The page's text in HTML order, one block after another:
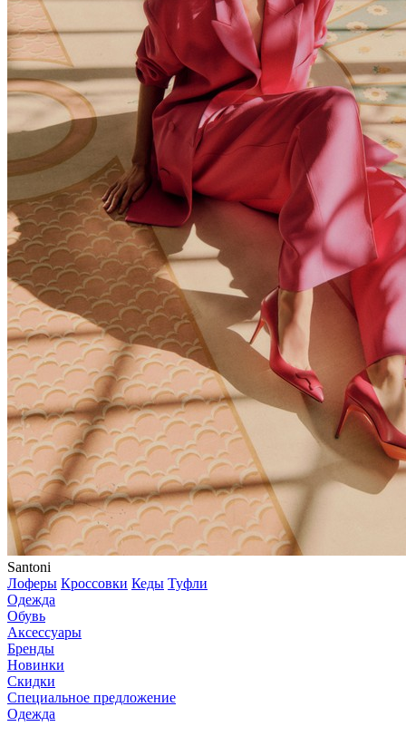
Santoni
Лоферы Кроссовки Кеды Туфли
Одежда
Обувь
Аксессуары
Бренды
Новинки
Скидки
Специальное предложение
Одежда